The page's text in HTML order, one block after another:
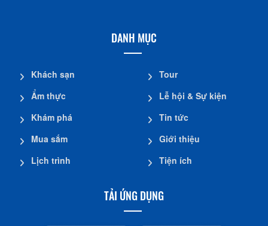
DANH MỤC
Khách sạn
Ẩm thực
Khám phá
Mua sắm
Lịch trình
Tour
Lễ hội & Sự kiện
Tin tức
Giới thiệu
Tiện ích
TẢI ỨNG DỤNG